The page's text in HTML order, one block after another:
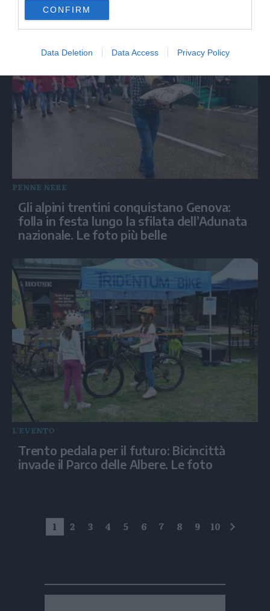
CONFIRM
Data Deletion Data Access Privacy Policy
PENNE NERE
Gli alpini trentini conquistano Genova:
folla in festa lungo la sfilata dell’Adunata
nazionale. Le foto più belle
L'EVENTO
Trento pedala per il futuro: Bicincittà
invade il Parco delle Albere. Le foto
1 2 3 4 5 6 7 8 9 10